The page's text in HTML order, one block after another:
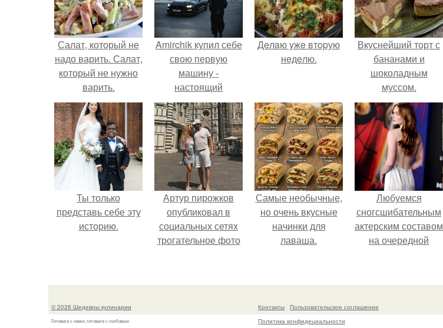
Салат, который не
надо варить. Салат,
который не нужно
варить.
Amirchik купил себе
свою первую
машину -
настоящий
автомобиль мечты
для многих
автолюбителей.
Дeлaю yжe втopую
нeдeлю.
Вкуснейший торт с
бананами и
шоколадным
муссом.
Ты только
представь себе эту
историю.
Артур пирожков
опубликовал в
социальных сетях
трогательное фото
сделанное во
Самые необычные,
но очень вкусные
начинки для
лаваша.
Любуемся
сногсшибательным
актерским составом
на очередной
© 2026 Шедевры кулинарии
Готовьте с нами, готовьте с любовью
Контакты
Пользовательское соглашение
Политика конфидециальности